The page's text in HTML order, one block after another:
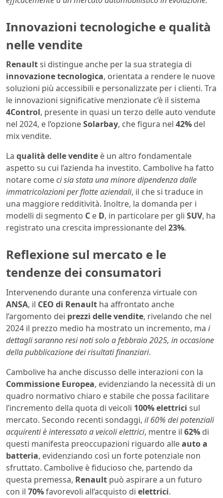
Innovazioni tecnologiche e qualità
nelle vendite
Renaultsi distingue anche per la sua strategia di
innovazione tecnologica, orientata a rendere le nuove
soluzioni più accessibili e personalizzate per i clienti. Tra
le innovazioni significative menzionate c’è il sistema
4Control, presente in quasi un terzo delle auto vendute
nel 2024, e l’opzioneSolarbay, che figura nel 42% del
mix vendite.
La qualità delle vendite è un altro fondamentale
aspetto su cui l’azienda ha investito. Cambolive ha fatto
notare comeci sia stata una minore dipendenza dalle
immatricolazioni per flotte aziendali, il che si traduce in
una maggiore redditività. Inoltre, la domanda per i
modelli di segmento C e D, in particolare per gli SUV, ha
registrato una crescita impressionante del 23%.
Reflexione sul mercato e le
tendenze dei consumatori
Intervenendo durante una conferenza virtuale con
ANSA, il CEO di Renault ha affrontato anche
l’argomento dei prezzi delle vendite, rivelando che nel
2024 il prezzo medio ha mostrato un incremento, ma i
dettagli saranno resi noti solo a febbraio 2025, in occasione
della pubblicazione dei risultati finanziari.
Cambolive ha anche discusso delle interazioni con la
Commissione Europea, evidenziando la necessità di un
quadro normativo chiaro e stabile che possa facilitare
l’incremento della quota di veicoli 100% elettrici sul
mercato. Secondo recenti sondaggi, il 60% dei potenziali
acquirenti è interessato a veicoli elettrici, mentre il 62% di
questi manifesta preoccupazioni riguardo alleauto a
batteria, evidenziando così un forte potenziale non
sfruttato. Cambolive è fiducioso che, partendo da
questa premessa, Renault può aspirare a un futuro
con il 70%favorevoli all’acquisto di elettrici.